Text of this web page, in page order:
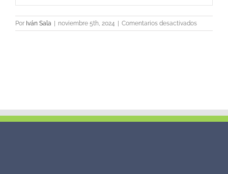
Por Iván Sala noviembre 5th, 2024 Comentarios desactivadosen
7